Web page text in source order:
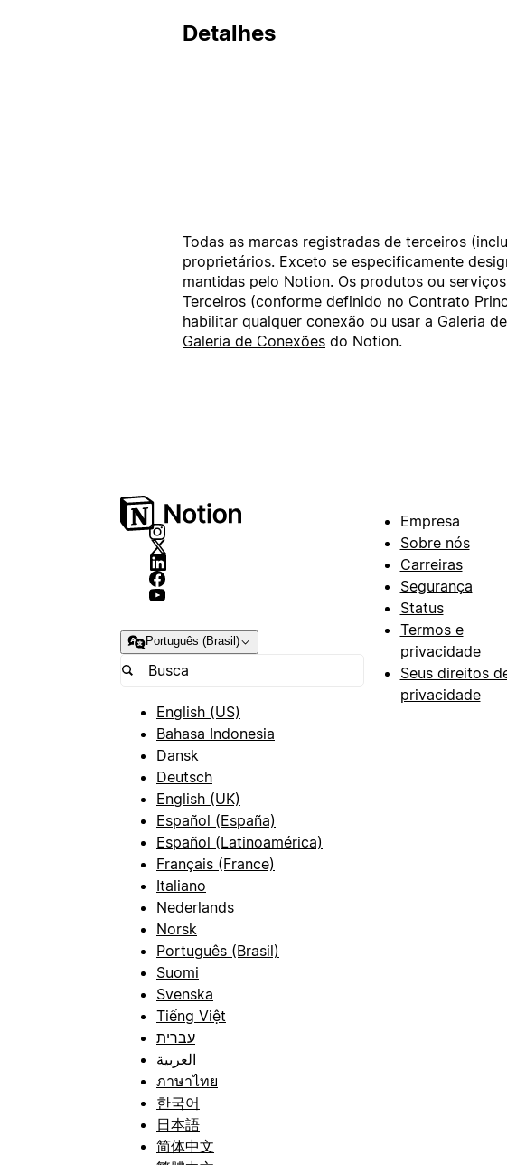
Detalhes
Todas as marcas registradas de terceiros
proprietários. Exceto se especificamente
mantidas pelo Notion. Os produtos ou
Terceiros (conforme definido no Contrato
habilitar qualquer conexão ou usar a Galeria
Galeria de Conexões do Notion.
Português (Brasil)
English (US)
Bahasa Indonesia
Dansk
Deutsch
English (UK)
Español (España)
Español (Latinoamérica)
Français (France)
Italiano
Nederlands
Norsk
Português (Brasil)
Suomi
Svenska
Tiếng Việt
עברית
العربية
ภาษาไทย
한국어
日本語
简体中文
Empresa
Sobre nós
Carreiras
Segurança
Status
Termos e
privacidade
Seus direitos
privacidade